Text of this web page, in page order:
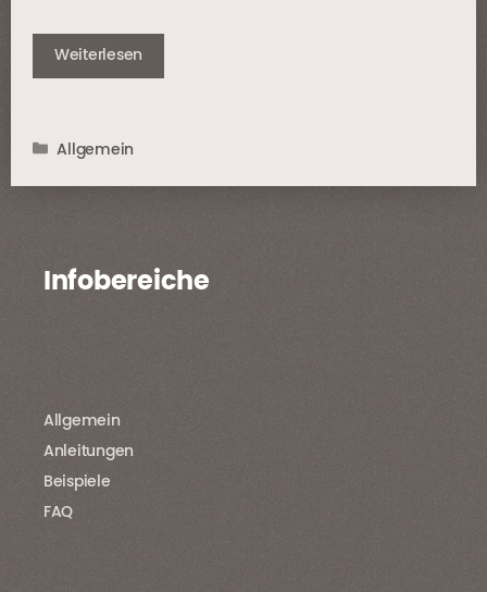
Weiterlesen
Kategorien
Allgemein
Infobereiche
Allgemein
Anleitungen
Beispiele
FAQ